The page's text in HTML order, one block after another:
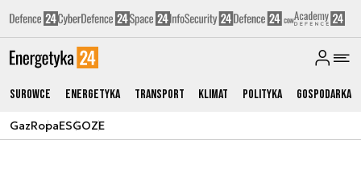
Surowce Energetyka Transport Klimat Polityka Gospodarka
GazRopaESGOZE